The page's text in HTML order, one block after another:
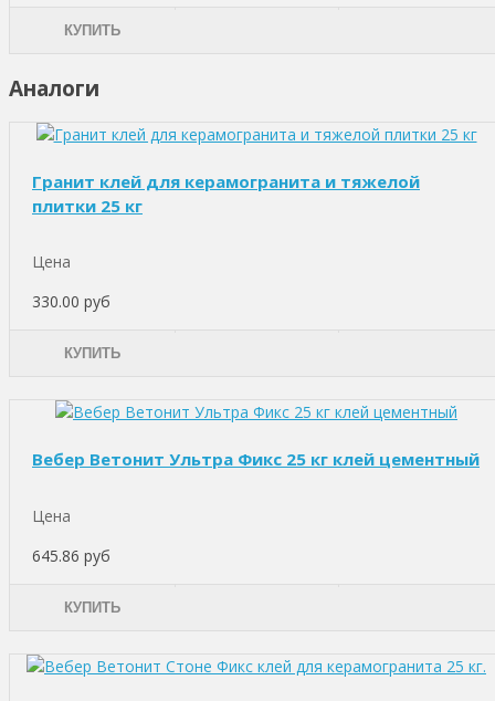
КУПИТЬ
Аналоги
Гранит клей для керамогранита и тяжелой
плитки 25 кг
Цена
330.00 руб
КУПИТЬ
Вебер Ветонит Ультра Фикс 25 кг клей цементный
Цена
645.86 руб
КУПИТЬ